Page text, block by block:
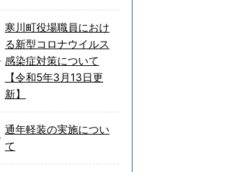
寒川町役場職員におけ
る新型コロナウイルス
感染症対策について
【令和5年3月13日更
新】
通年軽装の実施につい
て